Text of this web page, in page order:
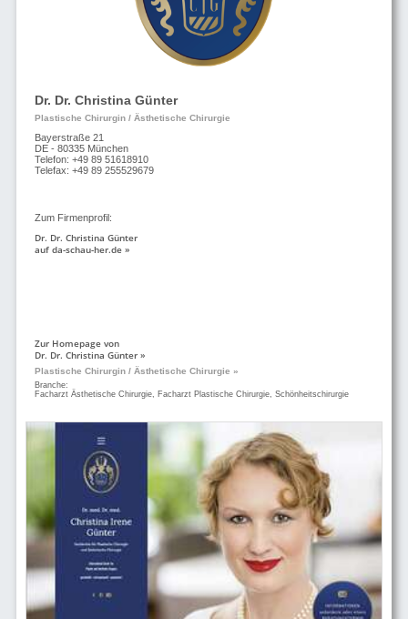
Dr. Dr. Christina Günter
Plastische Chirurgin / Ästhetische Chirurgie
Bayerstraße 21
DE - 80335 München
Telefon: +49 89 51618910
Telefax: +49 89 255529679
Zum Firmenprofil:
Dr. Dr. Christina Günter
auf da-schau-her.de »
Zur Homepage von
Dr. Dr. Christina Günter »
Plastische Chirurgin / Ästhetische Chirurgie »
Branche:
Facharzt Ästhetische Chirurgie, Facharzt Plastische Chirurgie, Schönheitschirurgie